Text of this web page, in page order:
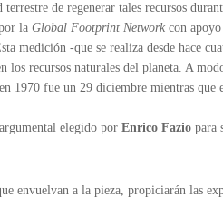
terrestre de regenerar tales recursos
la Global Footprint Network con
medición -que se realiza desde hace
los recursos naturales del planeta. A
en 1970 fue un 29 diciembre mientras que
elegido por Enrico Fazio para
envuelvan a la pieza, propiciarán las